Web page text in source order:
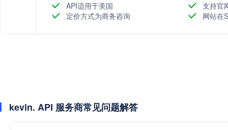
API适用于美国
支持官
定价方式为商务咨询
网站在
kevin. API 服务商常见问题解答